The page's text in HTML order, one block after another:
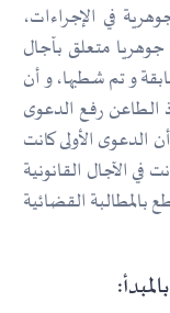
في الإجراءات،
متعلق بآجال
و تم شطبها، و أن
الطاعن رفع الدعوى
2014/11/06 و ليس 2014/11/30 و أن الدعوى الأولى كانت
الآجال القانونية
بالمطالبة القضائية